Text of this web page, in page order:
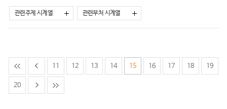
가
기
관련주제 시계열 관련부처 시계열
11 12 13 14 15 16 17 18 19
20